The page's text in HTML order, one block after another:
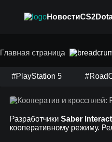
НовостиCS2
Главная страница
#PlayStation 5
Разработчики Saber
кооперативному режиму.